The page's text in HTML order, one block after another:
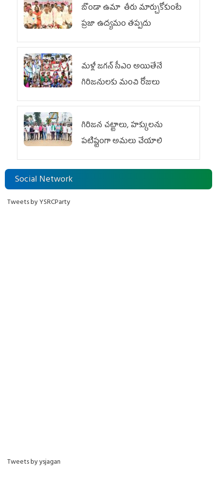
బొండా ఉమా తీరు మార్చుకోకుంటే
ప్రజా ఉద్యమం తప్పదు
మళ్లీ జగన్ సీఎం అయితేనే
గిరిజనులకు మంచి రోజులు
గిరిజన చట్టాలు, హక్కులను
పటిష్టంగా అమలు చేయాలి
Social Network
Tweets by YSRCParty
Tweets by ysjagan